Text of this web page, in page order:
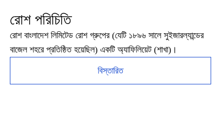
রোশ পরিচিতি
রোশ বাংলাদেশ লিমিটেড রোশ গ্রুপের (যেটি ১৮৯৬ সালে সুইজারল্যান্ডের
বাজেল শহরে প্রতিষ্ঠিত হয়েছিল) একটি অ্যাফিলিয়েট (শাখা)।
বিস্তারিত